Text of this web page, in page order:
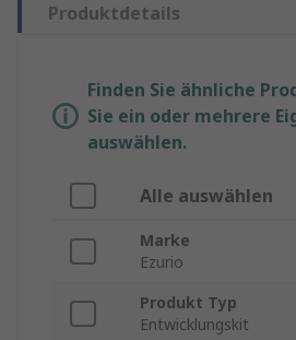
Produktdetails
Finden Sie ähnliche
Sie ein oder mehrere
auswählen.
Alle auswählen
Marke
Ezurio
Produkt Typ
Entwicklungskit